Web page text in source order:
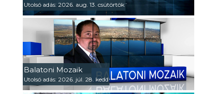
Utolsó adás: 2026. aug. 13. csütörtök
Balatoni Mozaik
Utolsó adás: 2026. júl. 28. kedd